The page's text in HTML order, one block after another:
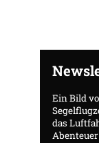
Ein Bild
das